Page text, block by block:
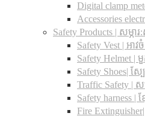
Digital clamp
Accessories
Safety Products | សម្ភារ
Safety Vest | អាវ
Safety Helmet |
Safety Shoes| ស្
Traffic Safety​ | ស
Safety harness | ខ្
Fire